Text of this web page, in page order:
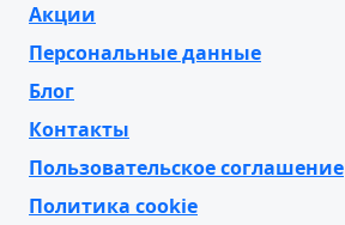
Акции
Персональные данные
Блог
Контакты
Пользовательское соглашение
Политика cookie